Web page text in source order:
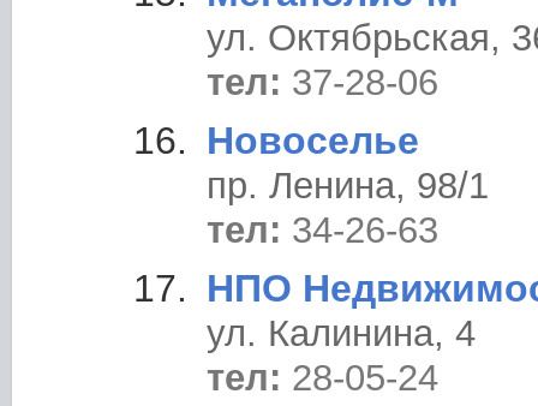
ул. Октябрьская,
тел: 37-28-06
Новоселье
пр. Ленина, 98/1
тел: 34-26-63
НПО
ул. Калинина, 4
тел: 28-05-24